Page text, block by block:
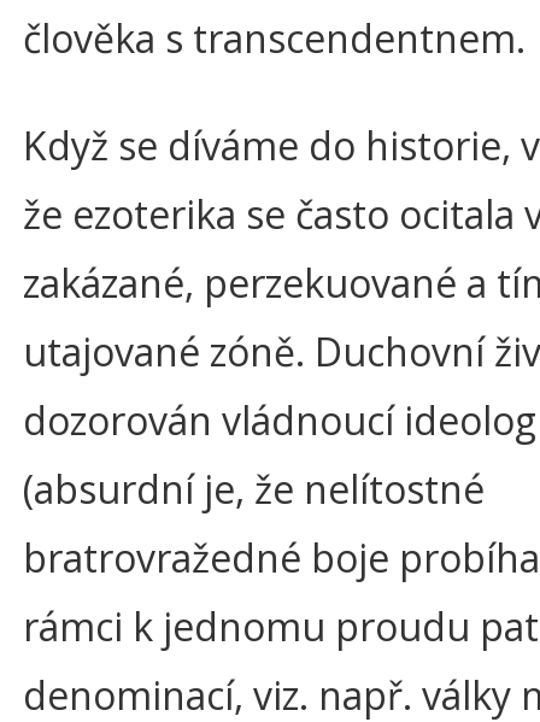
člověka s transcendentnem.
Když se díváme do historie,
že ezoterika se často ocitala
zakázané, perzekuované a
utajované zóně. Duchovní
dozorován vládnoucí
(absurdní je, že nelítostné
bratrovražedné boje
rámci k jednomu proudu
denominací, viz. např. války